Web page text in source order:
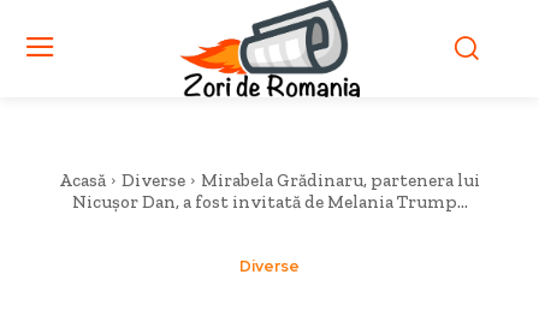
Acasă Diverse
Mirabela Grădinaru, partenera lui
Nicușor Dan, a fost invitată de Melania Trump...
Diverse